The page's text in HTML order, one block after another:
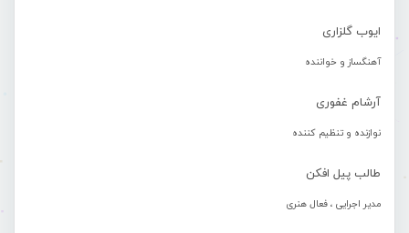
ایوب گلزاری
آهنگساز و خواننده
آرشام غفوری
نوازنده و تنظیم کننده
طالب پیل افکن
مدیر اجرایی ، فعال هنری